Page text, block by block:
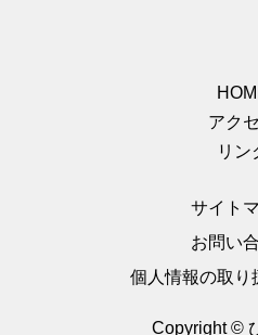
アク
リン
サイト
お問い
個人情報の取り
Copyright ©